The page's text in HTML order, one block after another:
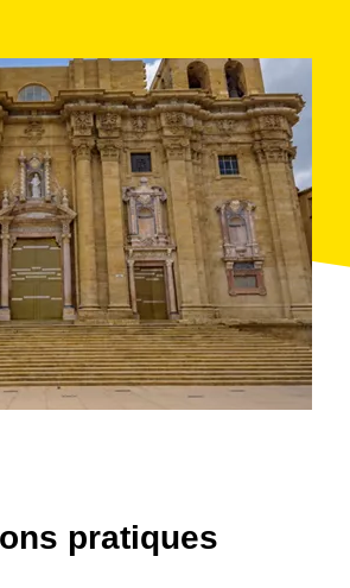
pratiques